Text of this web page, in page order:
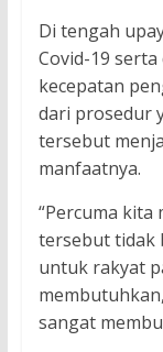
Di tengah
Covid-19
kecepatan
dari prosedur
tersebut
manfaatnya.
“Percuma
tersebut tidak
untuk rakyat
sangat